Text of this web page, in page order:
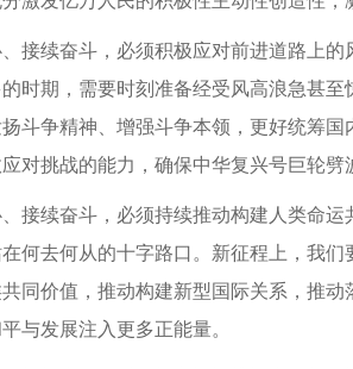
续奋斗，必须积极应对前进道路上的
时期，需要时刻准备经受风高浪急甚
斗争精神、增强斗争本领，更好统筹
对挑战的能力，确保中华复兴号巨轮
续奋斗，必须持续推动构建人类命运
何去何从的十字路口。新征程上，我
同价值，推动构建新型国际关系，推
与发展注入更多正能量。